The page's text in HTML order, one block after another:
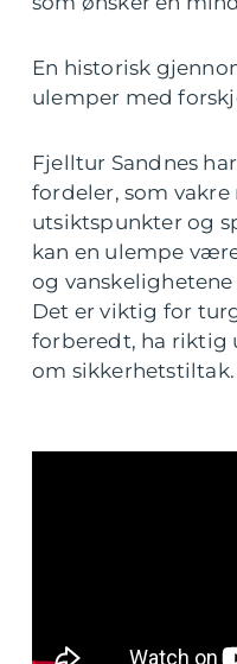
En historisk
ulemper med
Fjelltur Sandnes
fordeler, som
utsiktspunkter og
kan en ulempe
og
Det er viktig for
forberedt, ha riktig
om sikkerhetstiltak.